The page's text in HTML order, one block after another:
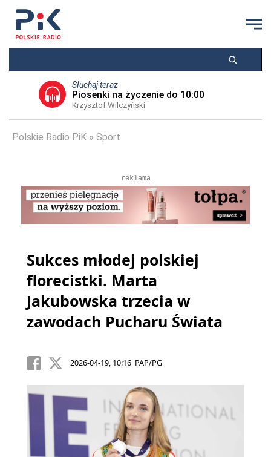
Słuchaj teraz
Piosenki na życzenie do 10:00
Krzysztof Wilczyński
Polskie Radio PiK Sport
reklama
Sukces młodej polskiej
florecistki. Marta
Jakubowska trzecia w
zawodach Pucharu Świata
2026-04-19, 10:16 PAP/PG